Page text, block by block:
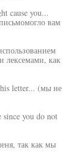
cause you...
вам
лексемами, как
letter... (мы не
you do not
так как мы